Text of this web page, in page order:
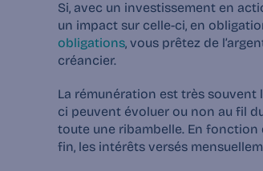
Si, avec un investissement en
un impact sur celle-ci, en
obligations, vous prêtez de
créancier.‍
La rémunération est très souvent
ci peuvent évoluer ou non au fil
toute une ribambelle. En fonction
fin, les intérêts versés